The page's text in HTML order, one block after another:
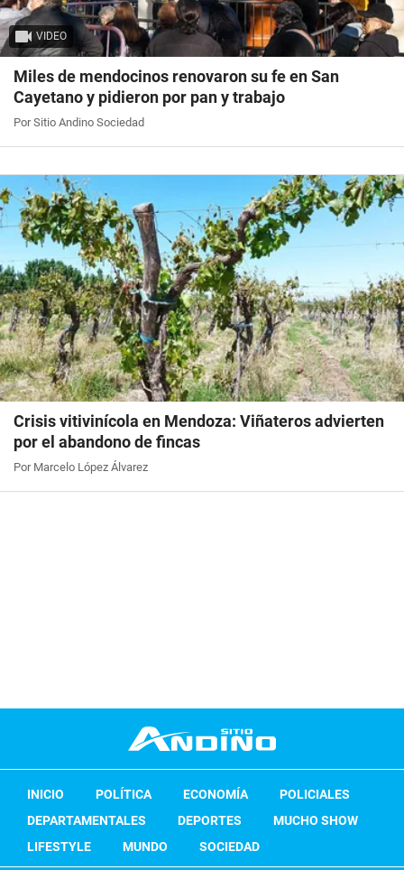
VIDEO
Miles de mendocinos renovaron su fe en San
Cayetano y pidieron por pan y trabajo
Por Sitio Andino Sociedad
Crisis vitivinícola en Mendoza: Viñateros advierten
por el abandono de fincas
Por Marcelo López Álvarez
INICIO POLÍTICA ECONOMÍA
POLICIALES
DEPARTAMENTALES
DEPORTES
MUCHO SHOW
LIFESTYLE
MUNDO SOCIEDAD